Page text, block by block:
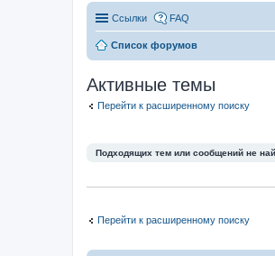
Ссылки FAQ
Список форумов
Активные темы
Перейти к расширенному поиску
Подходящих тем или сообщений не
Перейти к расширенному поиску